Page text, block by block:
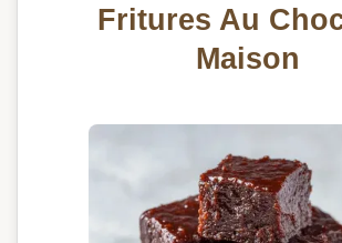
Fritures Au
Maison